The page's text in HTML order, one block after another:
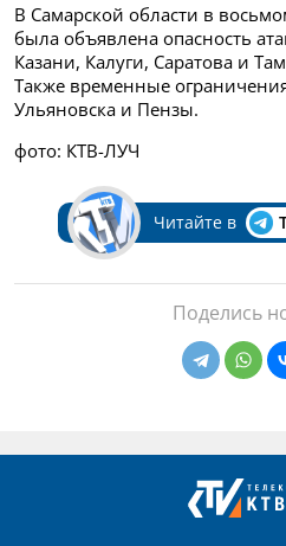
В Самарской области в
была объявлена опасность
Казани, Калуги, Саратова и
Также временные
Ульяновска и Пензы.
фото: КТВ-ЛУЧ
Читайте в
Поделись